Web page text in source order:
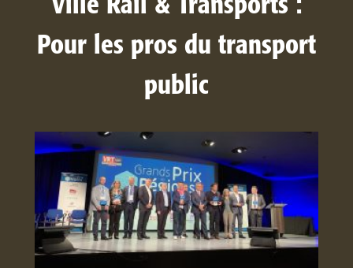
Ville Rail & Transports :
Pour les pros du transport
public